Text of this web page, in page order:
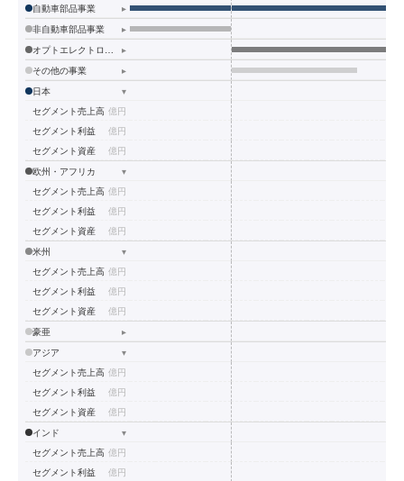
自動車部品事業
▸
非自動車部品事業
▸
▸
その他の事業
▸
日本
▾
セグメント売上高 億円
セグメント利益
億円
セグメント資産
億円
欧州・アフリカ
▾
セグメント売上高 億円
セグメント利益
億円
セグメント資産
億円
米州
▾
セグメント売上高 億円
セグメント利益
億円
セグメント資産
億円
豪亜
▸
アジア
▾
セグメント売上高 億円
セグメント利益
億円
セグメント資産
億円
インド
▾
セグメント売上高 億円
セグメント利益
億円